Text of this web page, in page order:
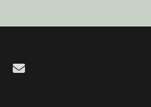
Email